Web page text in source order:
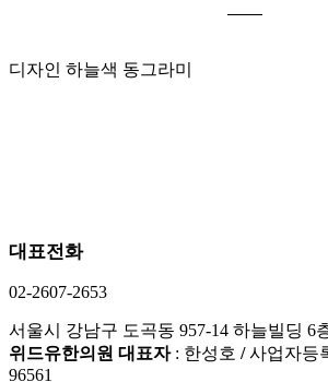
디자인 하늘색 동그라미
대표전화
02-2607-2653
서울시 강남구 도곡동 957-14 하늘빌딩 6
위드유한의원 대표자: 한성호 /사업자등
96561